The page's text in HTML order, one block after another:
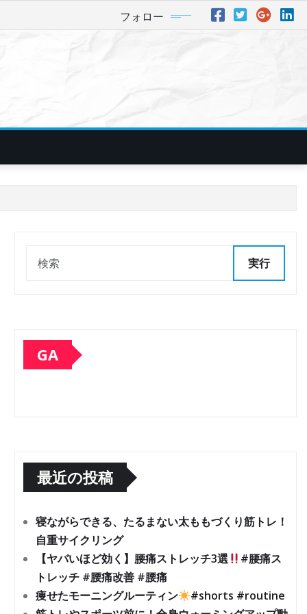
フォロー
実行
GA
最近の投稿
寝ながらできる、たるまない太ももづくり筋トレ！
自重サイクリング
【ヤバいほど効く】腰痛ストレッチ3選
#腰痛ス
トレッチ #腰痛改善 #腰痛
痩せたモーニングルーティン
#shorts #routine